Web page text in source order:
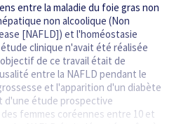
entre la maladie du foie gras non
non alcoolique (Non
[NAFLD]) et l'homéostasie
clinique n'avait été réalisée
de ce travail était de
entre la NAFLD pendant le
et l'apparition d'un diabète
d'une étude prospective
femmes coréennes entre 10 et